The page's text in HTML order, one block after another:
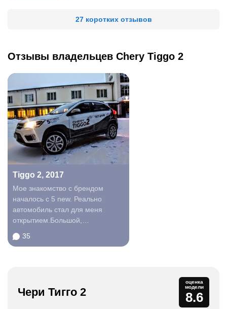
27 коротких отзывов
Отзывы владельцев Chery Tiggo 2
Tiggo 2, 2017
Мое знакомство с брендом
началось с 5 new. Реально
автомобиль стал для меня
открытием.Большой,
внятной...
35
Чери Тигго 2
оценка
модели
8.6